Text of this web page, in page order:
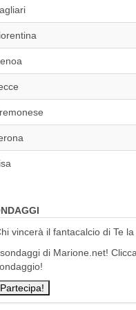
vincerà il fantacalcio di Te la
di Marione.net!